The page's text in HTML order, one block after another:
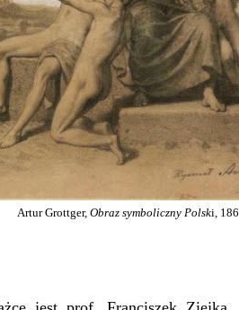
Artur Grottger, Obraz symboliczny Polski,